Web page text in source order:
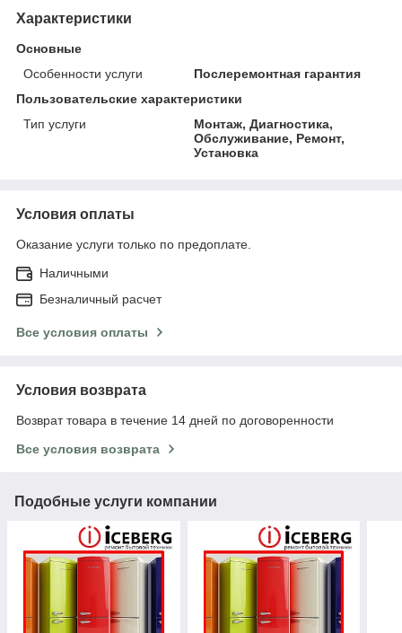
Характеристики
Основные
Особенности услуги
Послеремонтная гарантия
Пользовательские характеристики
Тип услуги
Монтаж, Диагностика,
Обслуживание, Ремонт,
Установка
Условия оплаты
Оказание услуги только по предоплате.
Наличными
Безналичный расчет
Все условия оплаты
Условия возврата
Возврат товара в течение 14 дней по договоренности
Все условия возврата
Подобные услуги компании